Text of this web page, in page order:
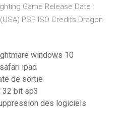
Game Release Date :
PSP ISO Credits Dragon
windows 10
ipad
de sortie
32 bit sp3
des logiciels